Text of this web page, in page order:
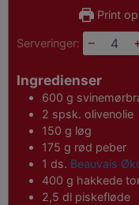
Print
Serveringer: –
Ingredienser
600 g
2 spsk. olivenolie
150 g løg
175 g rød peber
1 ds. Beauvais
400 g hakkede
2,5 dl piskefløde